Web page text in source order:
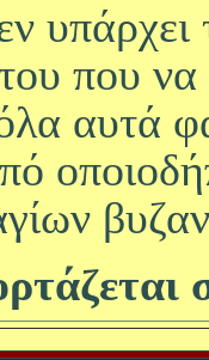
υπάρχει
που
αυτά